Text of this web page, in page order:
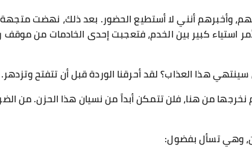
وأخبرهم أنني لا أستطيع الحضور. بعد ذلك، نهضت
استياء كبير بين الخدم، فتعجبت إحدى الخادمات من
هذا العذاب؟ لقد أحرقنا الوردة قبل أن تتفتح وتزدهر.
نخرجها من هنا، فلن تتمكن أبداً من نسيان هذا الحزن. من
وهي تسأل بفضول: